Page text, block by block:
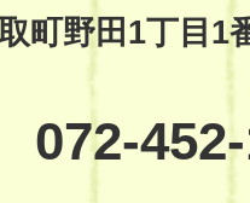
町野田1丁目1
072-